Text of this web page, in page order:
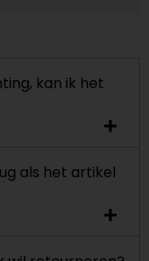
kan ik het
als het artikel